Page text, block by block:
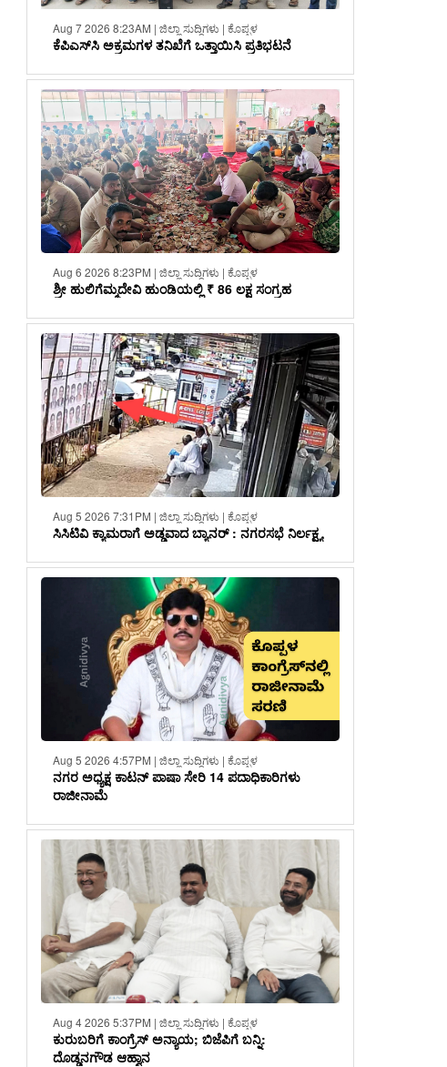
Aug 7 2026 8:23AM | ಜಿಲ್ಲಾ ಸುದ್ದಿಗಳು | ಕೊಪ್ಪಳ
ಕೆಪಿಎಸ್‌ಸಿ ಅಕ್ರಮಗಳ ತನಿಖೆಗೆ ಒತ್ತಾಯಿಸಿ ಪ್ರತಿಭಟನೆ
Aug 6 2026 8:23PM | ಜಿಲ್ಲಾ ಸುದ್ದಿಗಳು | ಕೊಪ್ಪಳ
ಶ್ರೀ ಹುಲಿಗೆಮ್ಮದೇವಿ ಹುಂಡಿಯಲ್ಲಿ ₹ 86 ಲಕ್ಷ ಸಂಗ್ರಹ
Aug 5 2026 7:31PM | ಜಿಲ್ಲಾ ಸುದ್ದಿಗಳು | ಕೊಪ್ಪಳ
ಸಿಸಿಟಿವಿ ಕ್ಯಾಮರಾಗೆ ಅಡ್ಡವಾದ ಬ್ಯಾನರ್ : ನಗರಸಭೆ ನಿರ್ಲಕ್ಷ್ಯ
Aug 5 2026 4:57PM | ಜಿಲ್ಲಾ ಸುದ್ದಿಗಳು | ಕೊಪ್ಪಳ
ನಗರ ಅಧ್ಯಕ್ಷ ಕಾಟನ್ ಪಾಷಾ ಸೇರಿ 14 ಪದಾಧಿಕಾರಿಗಳು
ರಾಜೀನಾಮೆ
Aug 4 2026 5:37PM | ಜಿಲ್ಲಾ ಸುದ್ದಿಗಳು | ಕೊಪ್ಪಳ
ಕುರುಬರಿಗೆ ಕಾಂಗ್ರೆಸ್ ಅನ್ಯಾಯ; ಬಿಜೆಪಿಗೆ ಬನ್ನಿ:
ದೊಡ್ಡನಗೌಡ ಆಹ್ವಾನ